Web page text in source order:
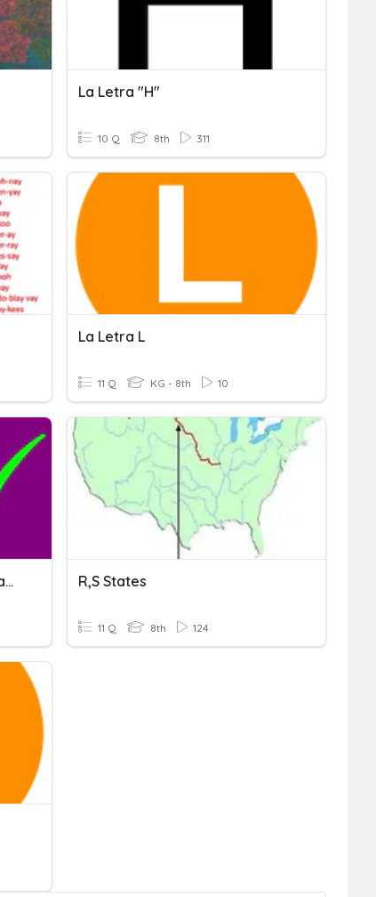
La Letra "h"
10 Q 8th 311
La Letra L
11 Q KG - 8th 10
Ortografía (signos De Puntuación, Letra "b", Letra "v"...) R,S States
11 Q 8th 124